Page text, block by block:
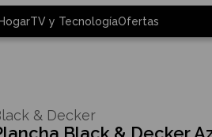
TV y TecnologíaOfertas
& Decker